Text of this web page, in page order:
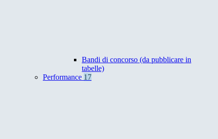
Bandi di concorso (da pubblicare in
tabelle)
Performance 17